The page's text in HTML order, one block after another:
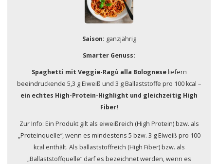
Saison: ganzjährig
Smarter Genuss:
Spaghetti mit Veggie-Ragù alla Bologneseliefern
beeindruckende 5,3 g Eiweiß und 3 g Ballaststoffe pro 100 kcal –
ein echtes High-Protein-Highlight und gleichzeitig High
Fiber!
Zur Info: Ein Produkt gilt als eiweißreich (High Protein) bzw. als
„Proteinquelle“, wenn es mindestens 5 bzw. 3 g Eiweiß pro 100
kcal enthält. Als ballaststoffreich (High Fiber) bzw. als
„Ballaststoffquelle“ darf es bezeichnet werden, wenn es